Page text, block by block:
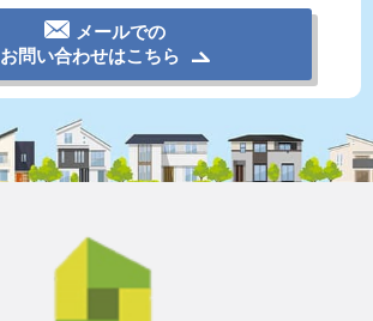
メールでの
お問い合わせはこちら